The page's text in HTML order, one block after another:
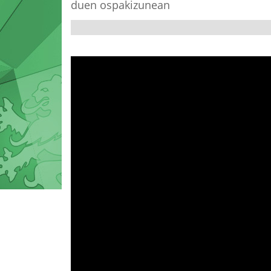
duen ospakizunean